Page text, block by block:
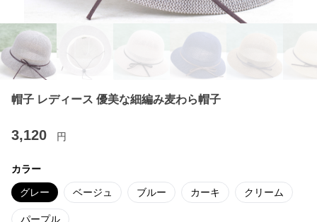
帽子 レディース 優美な細編み麦わら帽子
3,120 円
カラー
グレー ベージュ ブルー カーキ クリーム
パープル